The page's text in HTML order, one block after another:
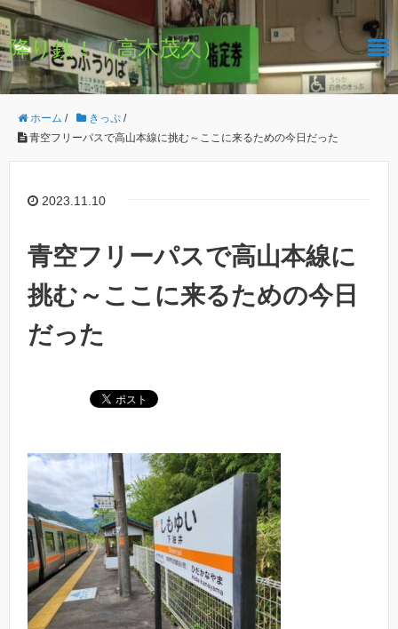
降り鉄！（高木茂久）
ホーム / きっぷ /
青空フリーパスで高山本線に挑む～ここに来るための今日だった
2023.11.10
青空フリーパスで高山本線に
挑む～ここに来るための今日
だった